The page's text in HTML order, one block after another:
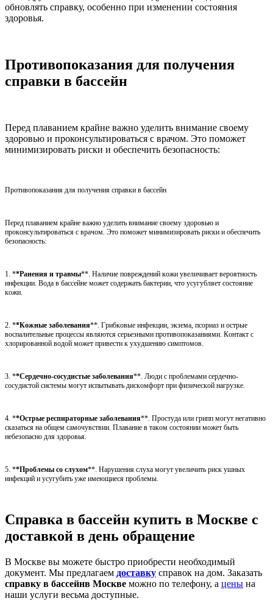
обновлять справку, особенно при изменении состояния
здоровья.
Противопоказания для получения
справки в бассейн
Перед плаванием крайне важно уделить внимание своему
здоровью и проконсультироваться с врачом. Это поможет
минимизировать риски и обеспечить безопасность:
Противопоказания для получения справки в бассейн
Перед плаванием крайне важно уделить внимание своему здоровью и
проконсультироваться с врачом. Это поможет минимизировать риски и обеспечить
безопасность:
1. **Ранения и травмы**. Наличие повреждений кожи увеличивает вероятность
инфекции. Вода в бассейне может содержать бактерии, что усугубляет состояние
кожи.
2. **Кожные заболевания**. Грибковые инфекции, экзема, псориаз и острые
воспалительные процессы являются серьезными противопоказаниями. Контакт с
хлорированной водой может привести к ухудшению симптомов.
3. **Сердечно-сосудистые заболевания**. Люди с проблемами сердечно-
сосудистой системы могут испытывать дискомфорт при физической нагрузке.
4. **Острые респираторные заболевания**. Простуда или грипп могут негативно
сказаться на общем самочувствии. Плавание в таком состоянии может быть
небезопасно для здоровья.
5. **Проблемы со слухом**. Нарушения слуха могут увеличить риск ушных
инфекций и усугубить уже имеющиеся проблемы.
Справка в бассейн купить в Москве с
доставкой в день обращение
В Москве вы можете быстро приобрести необходимый
документ. Мы предлагаем доставку справок на дом. Заказать
справку в бассейнв Москве можно по телефону, а цены на
наши услуги весьма доступные.